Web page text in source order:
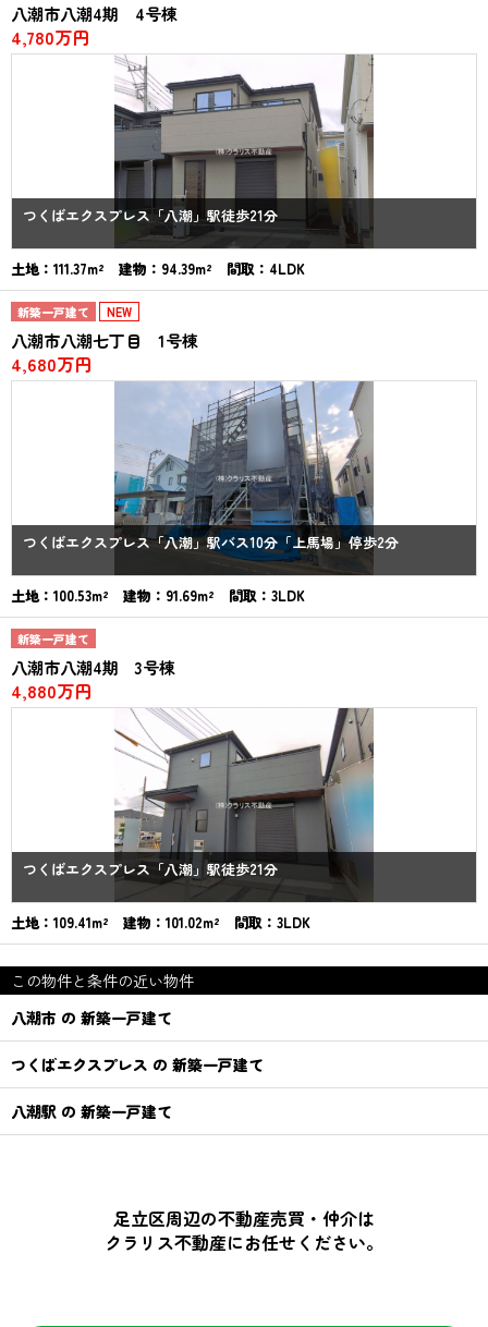
八潮市八潮4期 4号棟
4,780万円
つくばエクスプレス「八潮」駅徒歩21分
土地：111.37m² 建物：94.39m² 間取：4LDK
新築一戸建て NEW
八潮市八潮七丁目 1号棟
4,680万円
つくばエクスプレス「八潮」駅バス10分「上馬場」停歩2分
土地：100.53m² 建物：91.69m² 間取：3LDK
新築一戸建て
八潮市八潮4期 3号棟
4,880万円
つくばエクスプレス「八潮」駅徒歩21分
土地：109.41m² 建物：101.02m² 間取：3LDK
この物件と条件の近い物件
八潮市 の 新築一戸建て
つくばエクスプレス の 新築一戸建て
八潮駅 の 新築一戸建て
足立区周辺の不動産売買・仲介は
クラリス不動産にお任せください。